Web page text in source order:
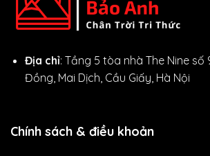
Địa chỉ: Tầng 5 tòa nhà The Nine số
Đồng, Mai Dịch, Cầu Giấy, Hà Nội
Chính sách & điều khoản